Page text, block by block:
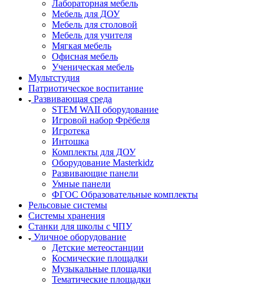
Лабораторная мебель
Мебель для ДОУ
Мебель для столовой
Мебель для учителя
Мягкая мебель
Офисная мебель
Ученическая мебель
Мультстудия
Патриотическое воспитание
Развивающая среда
STEM WAII оборудование
Игровой набор Фрёбеля
Игротека
Интошка
Комплекты для ДОУ
Оборудование Masterkidz
Развивающие панели
Умные панели
ФГОС Образовательные комплекты
Рельсовые системы
Системы хранения
Станки для школы с ЧПУ
Уличное оборудование
Детские метеостанции
Космические площадки
Музыкальные площадки
Тематические площадки